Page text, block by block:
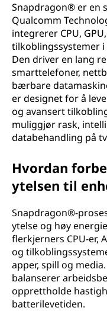
Snapdragon® er en
Qualcomm
integrerer CPU,
tilkoblingssystemer
Den driver en lang
smarttelefoner,
bærbare
er designet for å
og avansert
muliggjør rask,
databehandling på
Hvordan
ytelsen til
Snapdragon®-
ytelse og høy
flerkjerners CPU-er,
og
apper, spill og
balanserer
opprettholde
batterilevetiden.